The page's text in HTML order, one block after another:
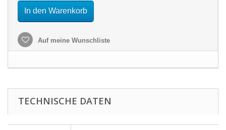
In den Warenkorb
Auf meine Wunschliste
TECHNISCHE DATEN